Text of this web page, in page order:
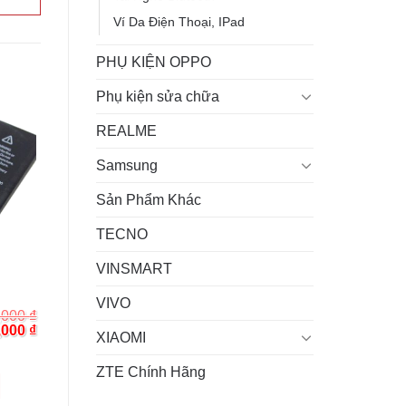
Ví Da Điện Thoại, IPad
PHỤ KIỆN OPPO
Phụ kiện sửa chữa
REALME
Samsung
Sản Phẩm Khác
TECNO
VINSMART
VIVO
XIAOMI
ZTE Chính Hãng
₫
₫.
₫Current
390,000 ₫.